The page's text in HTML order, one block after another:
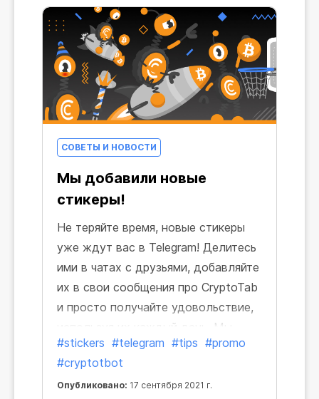
милого оранжевого робота. Что же
еще он может делать? Есть ли у
него сверхспособности?
СОВЕТЫ И НОВОСТИ
Мы добавили новые
стикеры!
Не теряйте время, новые стикеры
уже ждут вас в Telegram! Делитесь
ими в чатах с друзьями, добавляйте
их в свои сообщения про CryptoTab
и просто получайте удовольствие,
используя их каждый день. Мы
расширили стикер-пак, и теперь вы
найдете стикеры, подходящие для
любой ситуации. Смотрите и
#stickers #telegram #tips #promo
#cryptotbot
Опубликовано: 17 сентября 2021 г.